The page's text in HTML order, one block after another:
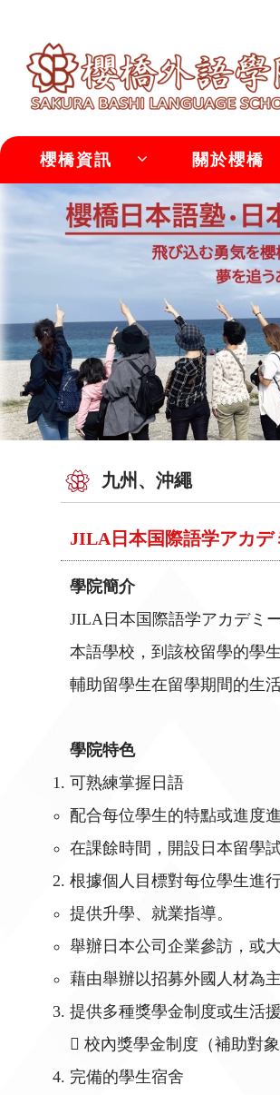
櫻橋資訊 關於櫻橋
九州、沖繩
JILA日本国際語学アカデ
學院簡介
JILA日本国際語学アカデミ
本語學校，到該校留學的學
輔助留學生在留學期間的生
學院特色
可熟練掌握日語
配合每位學生的特點或進度進
在課餘時間，開設日本留學
根據個人目標對每位學生進
提供升學、就業指導。
舉辦日本公司企業參訪，或
藉由舉辦以招募外國人材為
提供多種獎學金制度或生活
 校內獎學金制度（補助對
完備的學生宿舍